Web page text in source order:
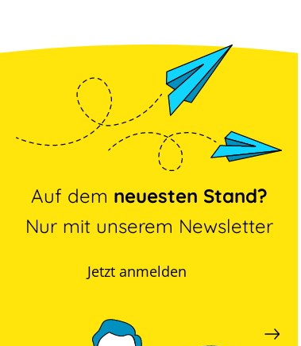
Auf dem neuesten Stand?
Nur mit unserem Newsletter
Jetzt anmelden